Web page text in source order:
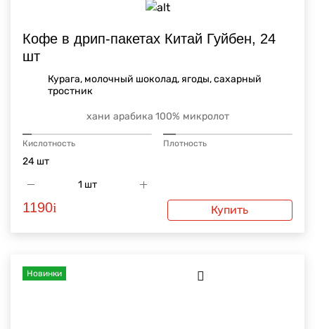
Кофе в дрип-пакетах Китай Гуйбен, 24
шт
Курага, молочный шоколад, ягоды, сахарный
тростник
хани арабика 100% микролот
Кислотность Плотность
24 шт
1190i Купить
Новинки